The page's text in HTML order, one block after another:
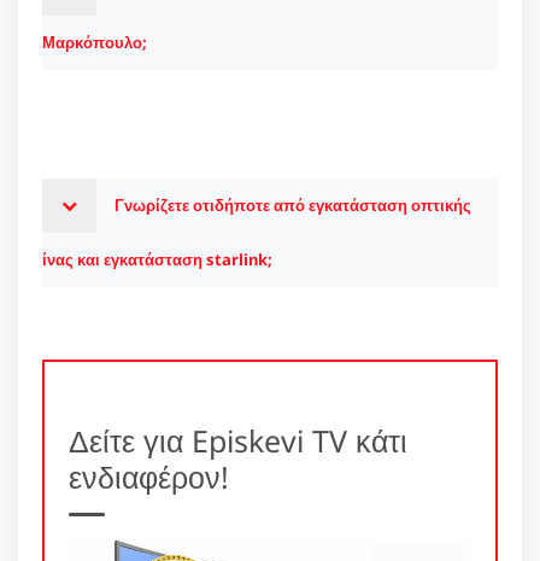
Μαρκόπουλο;
Γνωρίζετε οτιδήποτε από εγκατάσταση οπτικής
ίνας και εγκατάσταση starlink;
Δείτε για Episkevi TV κάτι
ενδιαφέρον!